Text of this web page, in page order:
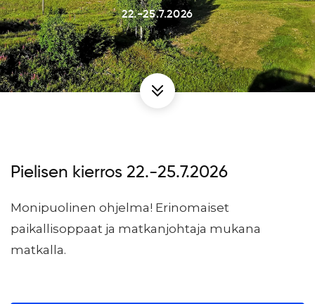
22.-25.7.2026
Pielisen kierros 22.-25.7.2026
Monipuolinen ohjelma! Erinomaiset
paikallisoppaat ja matkanjohtaja mukana
matkalla.